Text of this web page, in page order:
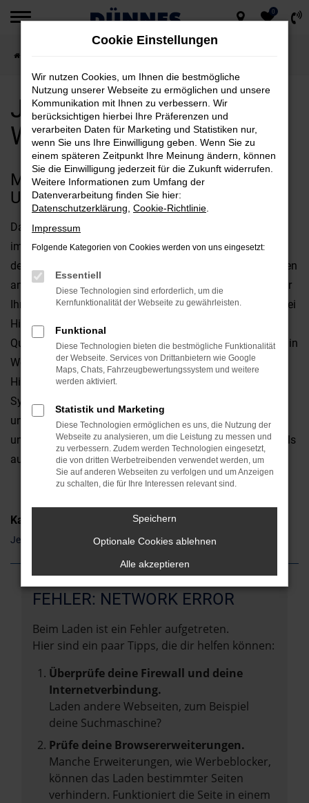
Zum
springen
0
Jeep Renegade für
Weiden kaufen
MIT DEM JEEP RENEGADE
UNTERWEGS IN WEIDEN
Das perfekte Fahrzeug für Weiden? Diese Frage wird uns
immer wieder gestellt und offen gestanden, kommt es bei
der Beantwortung stark auf Ihre individuellen Vorstellungen
an. Fest steht jedoch, dass der Jeep Renegade bestens für
Ihre Mobilität in Weiden geeignet ist und gleich in mehrerlei
Hinsicht überzeugt. Da ist zum einen die erstklassige
Qualität, da sind aber auch die emotionalen Faktoren. Ob in
Weiden oder anderswo: ein Jeep Renegade ist ein
Hingucker und weckt gleich auf den ersten Blick
Sympathien. Die „Hardfacts“ wie Leistung, Ausstattung
und Verbrauch stimmen natürlich ebenfalls und
unterstreichen die Eignung sowohl für den Stadtverkehr als
auch für Landstraße und Autobahn.
Kategorie
Jeep Renegade Gebrauchtwagen Weiden
FEHLER: NETWORK ERROR
Beim Laden ist ein Fehler aufgetreten.
Hier sind ein paar Tipps, die dir helfen können:
Überprüfe deine Firewall und deine
Internetverbindung.
Laden andere Webseiten, zum Beispiel
deine Suchmaschine?
Prüfe deine Browsererweiterungen.
Manche Erweiterungen, wie Werbeblocker,
können das Laden bestimmter Seiten
verhindern. Funktioniert die Seite in einem
Cookie Einstellungen
Wir nutzen Cookies, um Ihnen die bestmögliche
Nutzung unserer Webseite zu ermöglichen und unsere
Kommunikation mit Ihnen zu verbessern. Wir
berücksichtigen hierbei Ihre Präferenzen und
verarbeiten Daten für Marketing und Statistiken nur,
wenn Sie uns Ihre Einwilligung geben. Wenn Sie zu
einem späteren Zeitpunkt Ihre Meinung ändern, können
Sie die Einwilligung jederzeit für die Zukunft widerrufen.
Weitere Informationen zum Umfang der
Datenverarbeitung finden Sie hier:
Datenschutzerklärung Cookie-Richtlinie
Impressum
Folgende Kategorien von Cookies werden von uns eingesetzt:
Essentiell
Diese Technologien sind erforderlich, um die
Kernfunktionalität der Webseite zu gewährleisten.
Funktional
Diese Technologien bieten die bestmögliche Funktionalität
der Webseite. Services von Drittanbietern wie Google
Maps, Chats, Fahrzeugbewertungssystem und weitere
werden aktiviert.
Statistik und Marketing
Diese Technologien ermöglichen es uns, die Nutzung der
Webseite zu analysieren, um die Leistung zu messen und
zu verbessern. Zudem werden Technologien eingesetzt,
die von dritten Werbetreibenden verwendet werden, um
Sie auf anderen Webseiten zu verfolgen und um Anzeigen
zu schalten, die für Ihre Interessen relevant sind.
Speichern
Optionale Cookies ablehnen
Alle akzeptieren